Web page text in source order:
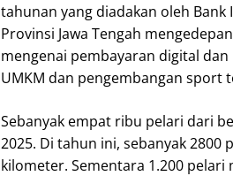
tahunan yang diadakan oleh Bank
Provinsi Jawa Tengah
mengenai pembayaran digital
UMKM dan pengembangan
Sebanyak empat ribu pelari dari
2025. Di tahun ini, sebanyak
kilometer. Sementara 1.200